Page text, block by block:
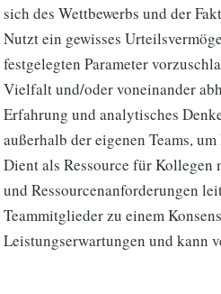
sich des Wettbewerbs und der
Nutzt ein gewisses
festgelegten Parameter
Vielfalt und/oder voneinander
Erfahrung und analytisches
außerhalb der eigenen Teams,
Dient als Ressource für
und Ressourcenanforderungen
Teammitglieder zu einem
Leistungserwartungen und kann